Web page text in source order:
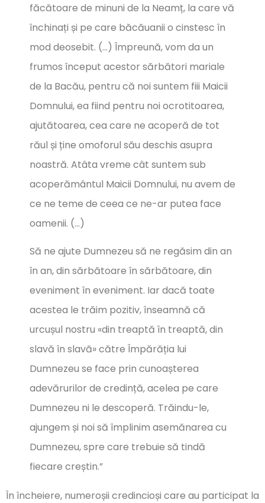
făcătoare de minuni de la Neamț, la care vă
închinați și pe care băcăuanii o cinstesc în
mod deosebit. (…) Împreună, vom da un
frumos început acestor sărbători mariale
de la Bacău, pentru că noi suntem fiii Maicii
Domnului, ea fiind pentru noi ocrotitoarea,
ajutătoarea, cea care ne acoperă de tot
răul și ține omoforul său deschis asupra
noastră. Atâta vreme cât suntem sub
acoperământul Maicii Domnului, nu avem de
ce ne teme de ceea ce ne-ar putea face
oamenii. (…)
Să ne ajute Dumnezeu să ne regăsim din an
în an, din sărbătoare în sărbătoare, din
eveniment în eveniment. Iar dacă toate
acestea le trăim pozitiv, înseamnă că
urcușul nostru «din treaptă în treaptă, din
slavă în slavă» către Împărăția lui
Dumnezeu se face prin cunoașterea
adevărurilor de credință, acelea pe care
Dumnezeu ni le descoperă. Trăindu-le,
ajungem și noi să împlinim asemănarea cu
Dumnezeu, spre care trebuie să tindă
fiecare creștin.”
În încheiere, numeroșii credincioși care au participat la